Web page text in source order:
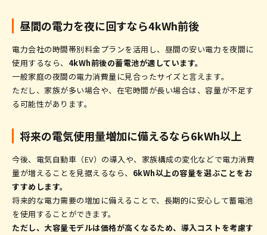
昼間の電力を夜に回すなら4kWh前後
電力会社の時間帯別料金プランを活用し、昼間の安い電力を夜間に
使用するなら、 4kWh前後の蓄電池が適しています。
一般家庭の夜間の電力消費量に見合ったサイズと言えます。
ただし、家族が多い場合や、在宅時間が長い場合は、容量が不足す
る可能性があります。
将来の電気使用量増加に備えるなら6kWh以上
今後、電気自動車（EV）の導入や、家族構成の変化などで電力消費
量が増えることを見据えるなら、 6kWh以上の容量を選ぶことをお
すすめします。
将来的な電力需要の増加に備えることで、長期的に安心して蓄電池
を使用することができます。
ただし、大容量モデルは価格が高くなるため、導入コストを考慮す